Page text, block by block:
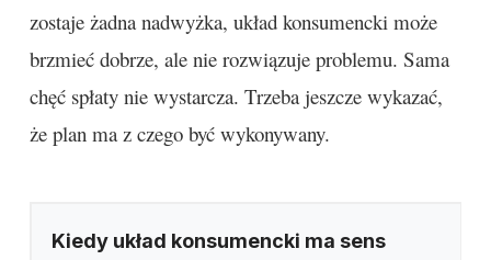
zostaje żadna nadwyżka, układ konsumencki może
brzmieć dobrze, ale nie rozwiązuje problemu. Sama
chęć spłaty nie wystarcza. Trzeba jeszcze wykazać,
że plan ma z czego być wykonywany.
Kiedy układ konsumencki ma sens